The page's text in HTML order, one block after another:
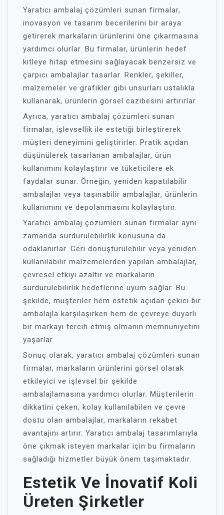
Yaratıcı ambalaj çözümleri sunan firmalar,
inovasyon ve tasarım becerilerini bir araya
getirerek markaların ürünlerini öne çıkarmasına
yardımcı olurlar. Bu firmalar, ürünlerin hedef
kitleye hitap etmesini sağlayacak benzersiz ve
çarpıcı ambalajlar tasarlar. Renkler, şekiller,
malzemeler ve grafikler gibi unsurları ustalıkla
kullanarak, ürünlerin görsel cazibesini artırırlar.
Ayrıca, yaratıcı ambalaj çözümleri sunan
firmalar, işlevsellik ile estetiği birleştirerek
müşteri deneyimini geliştirirler. Pratik açıdan
düşünülerek tasarlanan ambalajlar, ürün
kullanımını kolaylaştırır ve tüketicilere ek
faydalar sunar. Örneğin, yeniden kapatılabilir
ambalajlar veya taşınabilir ambalajlar, ürünlerin
kullanımını ve depolanmasını kolaylaştırır.
Yaratıcı ambalaj çözümleri sunan firmalar aynı
zamanda sürdürülebilirlik konusuna da
odaklanırlar. Geri dönüştürülebilir veya yeniden
kullanılabilir malzemelerden yapılan ambalajlar,
çevresel etkiyi azaltır ve markaların
sürdürülebilirlik hedeflerine uyum sağlar. Bu
şekilde, müşteriler hem estetik açıdan çekici bir
ambalajla karşılaşırken hem de çevreye duyarlı
bir markayı tercih etmiş olmanın memnuniyetini
yaşarlar.
Sonuç olarak, yaratıcı ambalaj çözümleri sunan
firmalar, markaların ürünlerini görsel olarak
etkileyici ve işlevsel bir şekilde
ambalajlamasına yardımcı olurlar. Müşterilerin
dikkatini çeken, kolay kullanılabilen ve çevre
dostu olan ambalajlar, markaların rekabet
avantajını artırır. Yaratıcı ambalaj tasarımlarıyla
öne çıkmak isteyen markalar için bu firmaların
sağladığı hizmetler büyük önem taşımaktadır.
Estetik Ve İnovatif Koli
Üreten Şirketler